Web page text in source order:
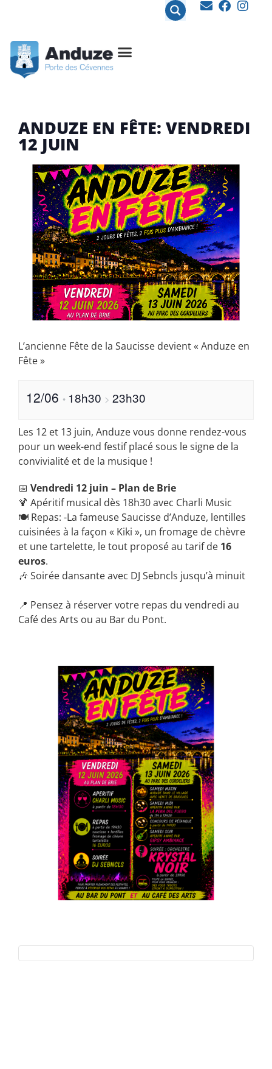
ANDUZE EN FÊTE: VENDREDI
12 JUIN
L’ancienne Fête de la Saucisse devient « Anduze en
Fête »
12/06 • 18h30 > 23h30
Les 12 et 13 juin, Anduze vous donne rendez-vous
pour un week-end festif placé sous le signe de la
convivialité et de la musique !
📅 Vendredi 12 juin – Plan de Brie
🍹 Apéritif musical dès 18h30 avec Charli Music
🍽️ Repas: -La fameuse Saucisse d’Anduze, lentilles
cuisinées à la façon « Kiki », un fromage de chèvre
et une tartelette, le tout proposé au tarif de 16
euros.
🎶 Soirée dansante avec DJ Sebncls jusqu’à minuit
📍 Pensez à réserver votre repas du vendredi au
Café des Arts ou au Bar du Pont.